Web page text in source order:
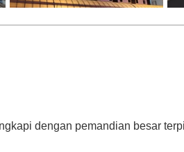
dengan pemandian besar